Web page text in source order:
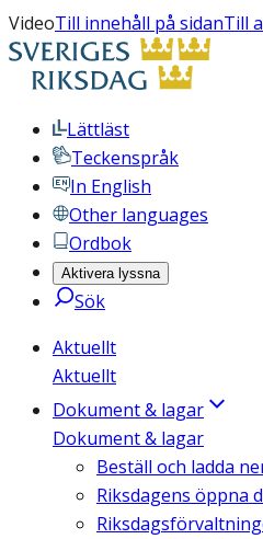
VideoTill innehåll på sidanTill
Lättläst
Teckenspråk
In English
Other languages
Ordbok
Aktivera lyssna
Sök
Aktuellt
Aktuellt
Dokument & lagar
Dokument & lagar
Beställ och ladda
Riksdagens öppna